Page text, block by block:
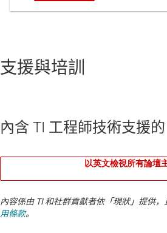
支援與培訓
內含 TI 工程師技術支援
以英文檢視所有論壇
內容係由 TI 和社群貢獻者依「現狀」提供
用條款。